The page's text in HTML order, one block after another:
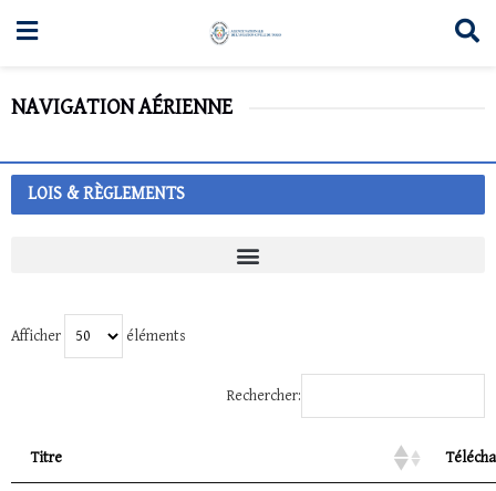
NAVIGATION AÉRIENNE
LOIS & RÈGLEMENTS
Afficher éléments
Rechercher:
Titre